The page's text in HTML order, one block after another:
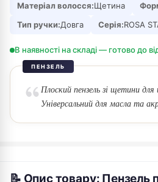
Матеріал волосся:Щетина
Тип ручки:Довга Серія:ROSA
В наявності на складі — готово до
ПЕНЗЕЛЬ
Плоский пензель зі щетини для
Універсальний для масла та
📝 Опис товару: Пензель